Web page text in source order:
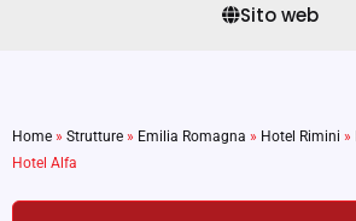
Sito web
Home » Strutture » Emilia Romagna » Hotel Rimini »
Hotel Alfa